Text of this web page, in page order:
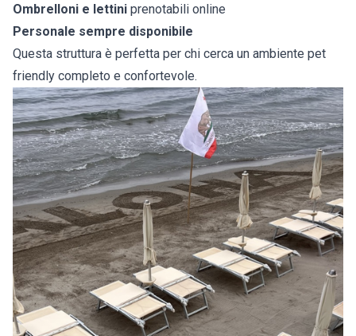
Ombrelloni e lettini prenotabili online
Personale sempre disponibile
Questa struttura è perfetta per chi cerca un ambiente pet
friendly completo e confortevole.